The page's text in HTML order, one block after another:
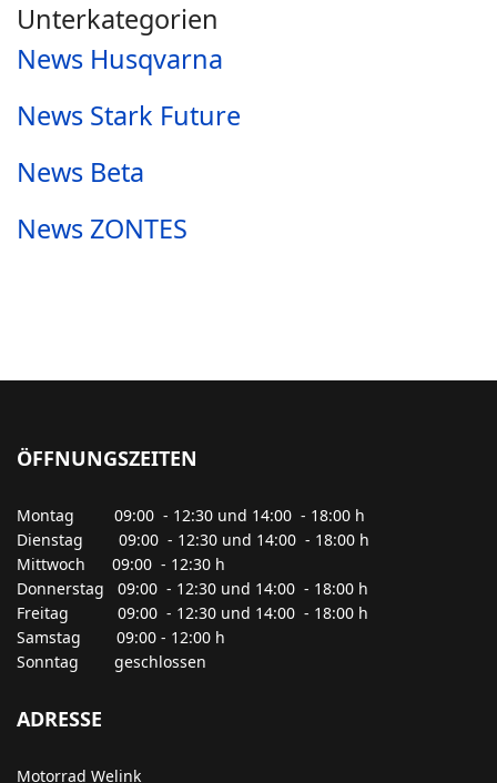
Unterkategorien
News Husqvarna
News Stark Future
News Beta
News ZONTES
ÖFFNUNGSZEITEN
Montag 09:00 - 12:30 und 14:00 - 18:00 h
Dienstag 09:00 - 12:30 und 14:00 - 18:00 h
Mittwoch 09:00 - 12:30 h
Donnerstag 09:00 - 12:30 und 14:00 - 18:00 h
Freitag 09:00 - 12:30 und 14:00 - 18:00 h
Samstag 09:00 - 12:00 h
Sonntag geschlossen
ADRESSE
Motorrad Welink